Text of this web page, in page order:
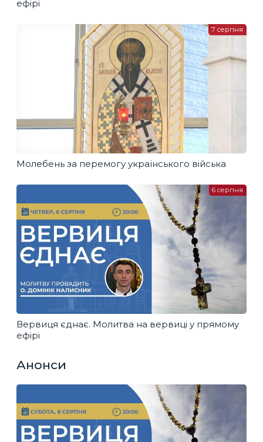
ефірі
Молебень за перемогу українського війська
7 серпня
Вервиця єднає. Молитва на вервиці у прямому
ефірі
6 серпня
Анонси